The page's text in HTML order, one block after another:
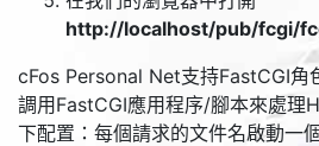
http://localhost/pub/fcgi/
cFos Personal Net支持FastCGI角
調用FastCGI應用程序/腳本來處理
下配置：每個請求的文件名啟動一